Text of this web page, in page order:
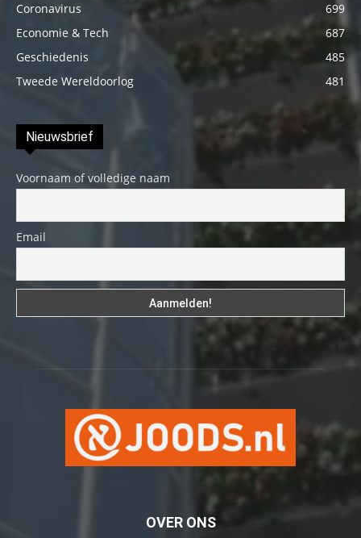
Coronavirus
699
Economie & Tech
687
Geschiedenis
485
Tweede Wereldoorlog
481
Nieuwsbrief
Voornaam of volledige naam
Email
OVER ONS